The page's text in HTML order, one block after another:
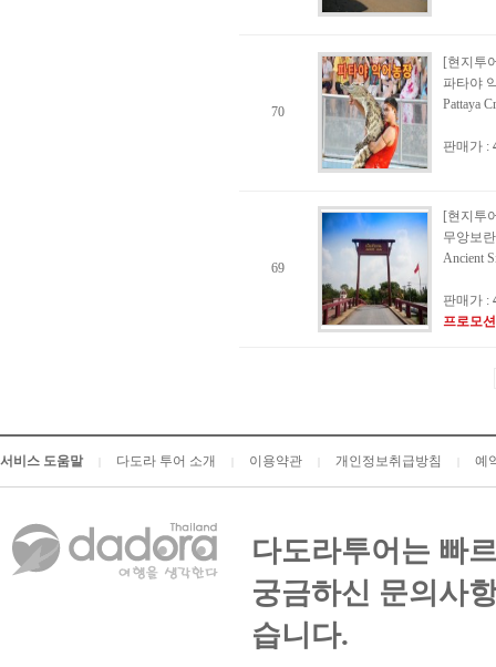
70
[현지투
파타야
Pattaya
판매가 :
69
[현지투
무앙보
Ancient
판매가 :
프로모
서비스 도움말 다도라 투어 소개 이용약관 개인정보취급방침 예
다도라투어는 빠
궁금하신 문의사
습니다.